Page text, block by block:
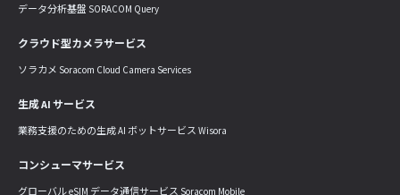
データ分析基盤 SORACOM Query
クラウド型カメラサービス
ソラカメ Soracom Cloud Camera Services
生成 AI サービス
業務支援のための生成 AI ボットサービス Wisora
コンシューマサービス
グローバル eSIM データ通信サービス Soracom Mobile